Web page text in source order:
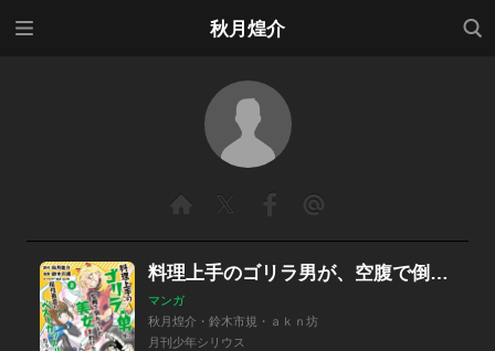
秋月煌介
検索
料理上手のゴリラ男が、空腹で倒れていた美女を助けたら、相性最高のベストカップルになった話
マンガ
秋月煌介・鈴木市規・ａｋｎ坊
月刊少年シリウス